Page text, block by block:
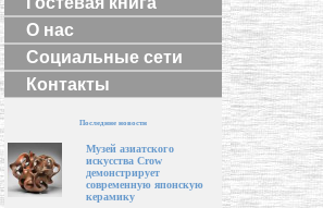
О нас
Социальные сети
Контакты
Последние новости
Музей азиатского
искусства Crow
демонстрирует
современную японскую
керамику